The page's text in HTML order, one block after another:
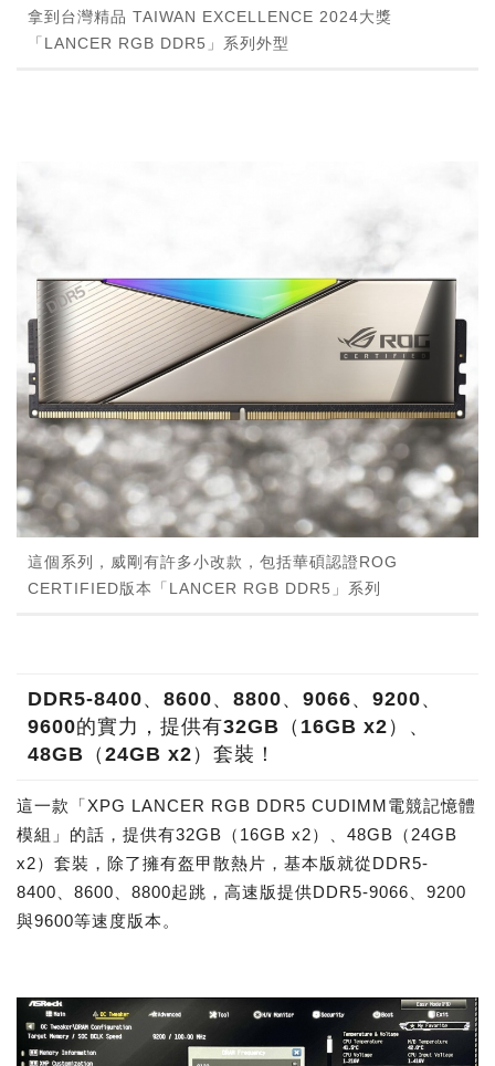
拿到台灣精品 TAIWAN EXCELLENCE 2024大獎
「LANCER RGB DDR5」系列外型
這個系列，威剛有許多小改款，包括華碩認證ROG
CERTIFIED版本「LANCER RGB DDR5」系列
DDR5-8400、8600、8800、9066、9200、
9600的實力，提供有32GB（16GB x2）、
48GB（24GB x2）套裝！
這一款「XPG LANCER RGB DDR5 CUDIMM電競記憶體
模組」的話，提供有32GB（16GB x2）、48GB（24GB
x2）套裝，除了擁有盔甲散熱片，基本版就從DDR5-
8400、8600、8800起跳，高速版提供DDR5-9066、9200
與9600等速度版本。